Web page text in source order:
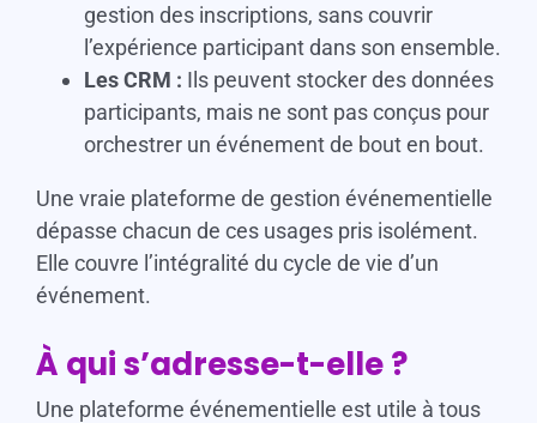
gestion des inscriptions, sans couvrir
l’expérience participant dans son ensemble.
Les CRM : Ils peuvent stocker des données
participants, mais ne sont pas conçus pour
orchestrer un événement de bout en bout.
Une vraie plateforme de gestion événementielle
dépasse chacun de ces usages pris isolément.
Elle couvre l’intégralité du cycle de vie d’un
événement.
À qui s’adresse-t-elle ?
Une plateforme événementielle est utile à tous